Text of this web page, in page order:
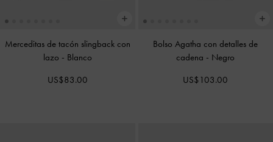
Merceditas de tacón slingback con
lazo - Blanco
US$83.00
Bolso Agatha con detalles de
cadena - Negro
US$103.00